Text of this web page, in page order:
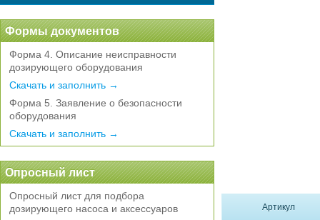
Артикул
Формы документов
Форма 4. Описание неисправности
дозирующего оборудования
Скачать и заполнить →
Форма 5. Заявление о безопасности
оборудования
Скачать и заполнить →
Опросный лист
Опросный лист для подбора
дозирующего насоса и аксессуаров